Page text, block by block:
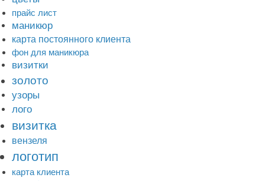
прайс лист
маникюр
карта постоянного клиента
фон для маникюра
визитки
золото
узоры
лого
визитка
вензеля
логотип
карта клиента